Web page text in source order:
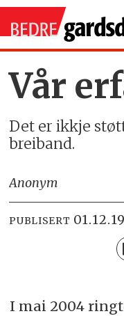
Vår
Det er ikkje
breiband.
Anonym
PUBLISERT
I mai 2004